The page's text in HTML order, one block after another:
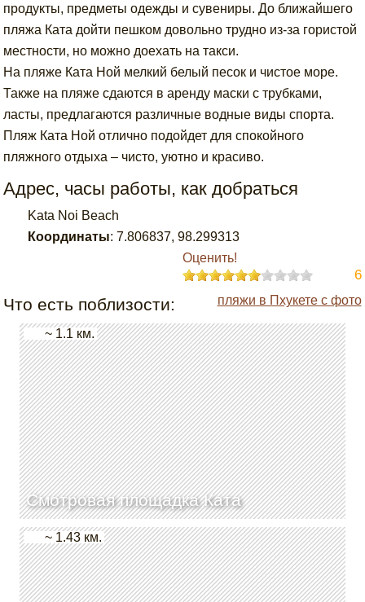
продукты, предметы одежды и сувениры. До ближайшего
пляжа Ката дойти пешком довольно трудно из-за гористой
местности, но можно доехать на такси.
На пляже Ката Ной мелкий белый песок и чистое море.
Также на пляже сдаются в аренду маски с трубками,
ласты, предлагаются различные водные виды спорта.
Пляж Ката Ной отлично подойдет для спокойного
пляжного отдыха – чисто, уютно и красиво.
Адрес, часы работы, как добраться
Kata Noi Beach
Координаты: 7.806837,98.299313
Оценить!
6
Что есть поблизости: пляжи в Пхукете с фото
Смотровая площадка Ката
~ 1.1 км.
~ 1.43 км.